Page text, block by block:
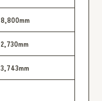
8,800mm
2,730mm
3,743mm